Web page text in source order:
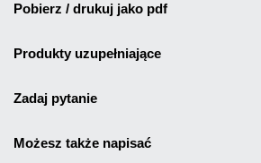
pobierz / drukuj jako pdf
produkty uzupełniające
zadaj pytanie
możesz także napisać